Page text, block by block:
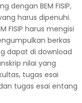
BEM FISIP,
harus dipenuhi.
FISIP harus mengisi
berkas
dapat di download
nilai yang
tugas esai
tugas esai entang